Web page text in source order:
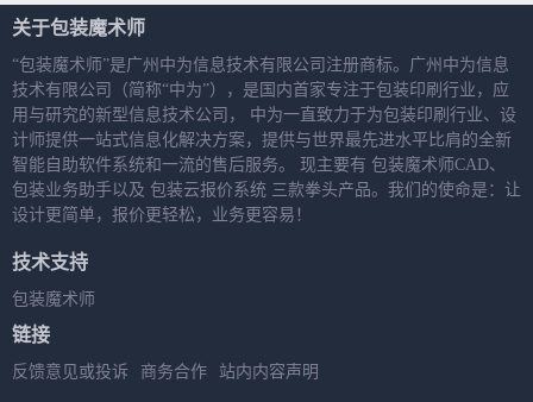
关于包装魔术师
“包装魔术师”是广州中为信息技术有限公司注册商标。广州中为信息
技术有限公司（简称“中为”），是国内首家专注于包装印刷行业，应
用与研究的新型信息技术公司， 中为一直致力于为包装印刷行业、设
计师提供一站式信息化解决方案，提供与世界最先进水平比肩的全新
智能自助软件系统和一流的售后服务。 现主要有 包装魔术师CAD、
包装业务助手以及 包装云报价系统 三款拳头产品。我们的使命是：让
设计更简单，报价更轻松，业务更容易！
技术支持
包装魔术师
链接
反馈意见或投诉 商务合作 站内内容声明